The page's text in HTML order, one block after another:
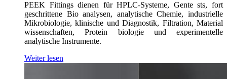
PEEK Fittings dienen für HPLC-Systeme, Gente sts, fort
geschrittene Bio analysen, analytische Chemie, industrielle
Mikrobiologie, klinische und Diagnostik, Filtration, Material
wissenschaften, Protein biologie und experimentelle
analytische Instrumente.
Weiter lesen